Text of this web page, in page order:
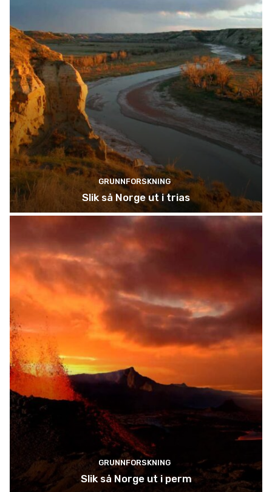
GRUNNFORSKNING
Slik så Norge ut i trias
GRUNNFORSKNING
Slik så Norge ut i perm